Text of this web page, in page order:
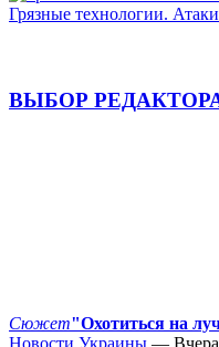
Грязные технологии.
ВЫБОР
Сюжет"Охотиться на